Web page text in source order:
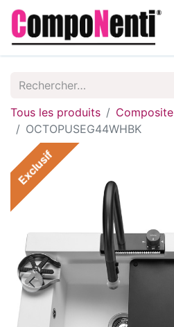
Tous les produits
Composite
OCTOPUSEG44WHBK
Exclusif